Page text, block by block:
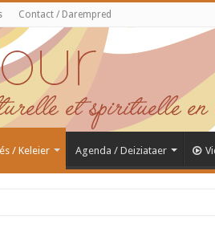
Contact / Darempred
/ Keleier Agenda / Deiziataer